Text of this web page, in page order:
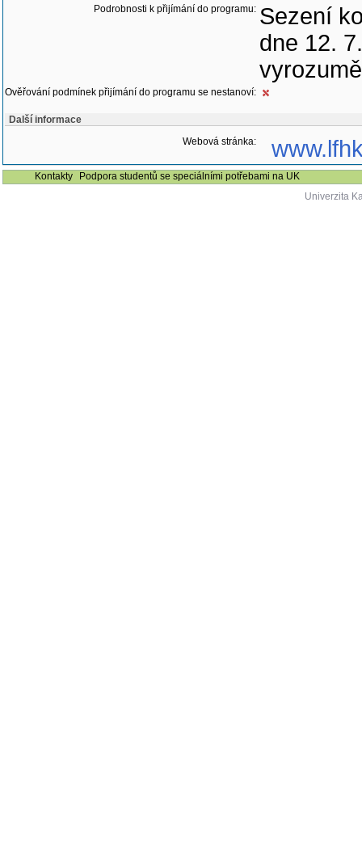
Podrobnosti k přijímání do programu: Sezení
dne 12.
Ověřování podmínek přijímání do programu se nestanoví:
Další informace
Webová stránka:
Kontakty
Podpora studentů se speciálními potřebami na UK
Univerzita